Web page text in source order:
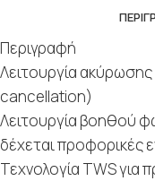
Περιγραφή
Λειτουργία
cancellation)
Λειτουργία βοηθού
δέχεται προφορικές
Τεχνολογία TWS για